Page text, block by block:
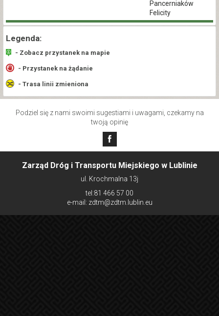
Pancerniaków
Felicity
Legenda:
- Zobacz przystanek na mapie
- Przystanek na żądanie
- Trasa linii zmieniona
Podziel się z nami swoimi sugestiami i uwagami, czekamy na
twoją opinię
Zarząd Dróg i Transportu Miejskiego w Lublinie
ul. Krochmalna 13j
tel:81 466 57 00
e-mail: zdtm@zdtm.lublin.eu